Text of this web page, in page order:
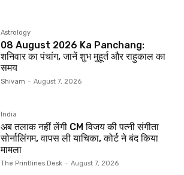
Astrology
08 August 2026 Ka Panchang:
शनिवार का पंचांग, जानें शुभ मुहूर्त और राहुकाल का
समय
Shivam - August 7, 2026
India
अब तलाक नहीं लेंगी CM विजय की पत्नी संगीता
सोर्नालिंगम, वापस ली याचिका, कोर्ट ने बंद किया
मामला
The Printlines Desk - August 7, 2026